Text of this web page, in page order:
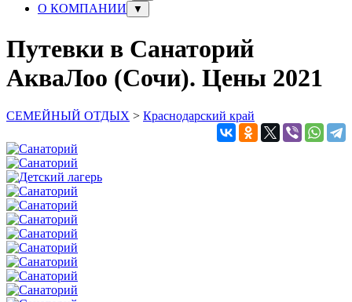
О КОМПАНИИ ▼
Путевки в Санаторий
АкваЛоо (Сочи). Цены 2021
СЕМЕЙНЫЙ ОТДЫХ > Краснодарский край